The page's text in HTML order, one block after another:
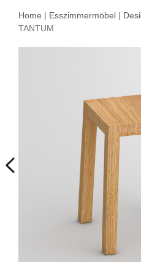
Home | Esszimmermöbel |
TANTUM